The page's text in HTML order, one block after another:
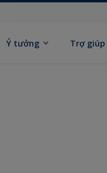
Ý tưởng Trợ